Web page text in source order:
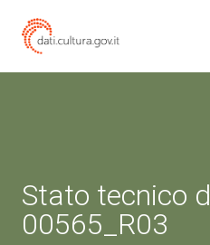
Stato tecnico
00565_R03